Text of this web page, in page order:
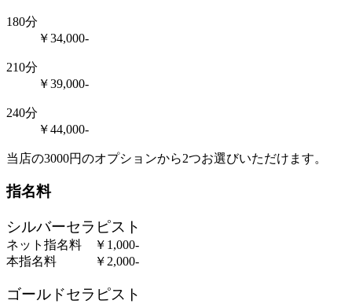
180分
￥34,000-
210分
￥39,000-
240分
￥44,000-
当店の3000円のオプションから2つお選びいただけます。
指名料
シルバーセラピスト
ネット指名料 ￥1,000-
本指名料 ￥2,000-
ゴールドセラピスト